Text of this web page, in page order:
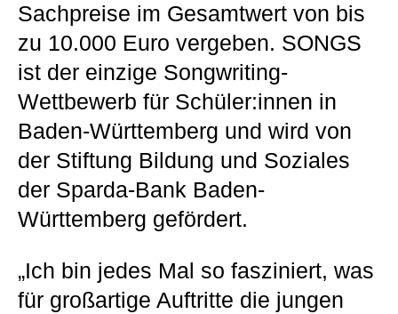
Sachpreise im Gesamtwert von bis
zu 10.000 Euro vergeben. SONGS
ist der einzige Songwriting-
Wettbewerb für Schüler:innen in
Baden-Württemberg und wird von
der Stiftung Bildung und Soziales
der Sparda-Bank Baden-
Württemberg gefördert.
„Ich bin jedes Mal so fasziniert, was
für großartige Auftritte die jungen